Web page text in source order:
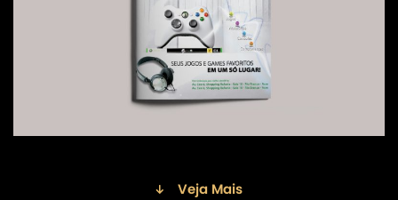
Veja Mais